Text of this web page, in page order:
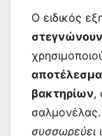
Ο ειδικός
αποτέλεσμα
βακτηρίων,
συσσωρεύει